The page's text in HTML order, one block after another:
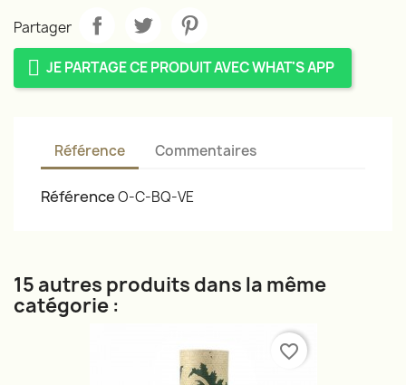
Partager
JE PARTAGE CE PRODUIT AVEC WHAT'S APP
Référence Commentaires
RéférenceO-C-BQ-VE
15 autres produits dans la même
catégorie :
favorite_border